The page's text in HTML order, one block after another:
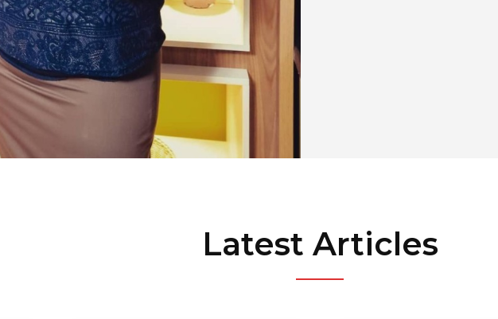
Latest Articles